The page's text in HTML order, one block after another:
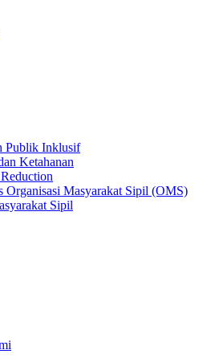
Publik Inklusif
Ketahanan
Organisasi Masyarakat Sipil (OMS)
Sipil